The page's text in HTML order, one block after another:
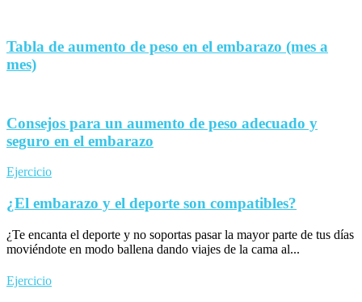
Tabla de aumento de peso en el embarazo (mes a
mes)
Consejos para un aumento de peso adecuado y
seguro en el embarazo
Ejercicio
¿El embarazo y el deporte son compatibles?
¿Te encanta el deporte y no soportas pasar la mayor parte de tus días
moviéndote en modo ballena dando viajes de la cama al...
Ejercicio